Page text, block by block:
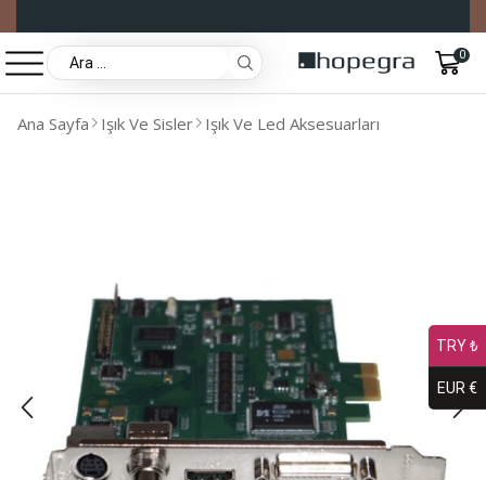
0
Ana Sayfa Işık Ve Sisler Işık Ve Led Aksesuarları
TRY ₺
EUR €